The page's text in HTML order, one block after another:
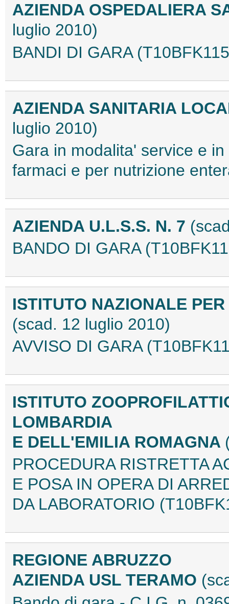
AZIENDA OSPEDALIERA
luglio 2010)
BANDI DI GARA
AZIENDA SANITARIA
luglio 2010)
Gara in modalita' service e
farmaci e per nutrizione
AZIENDA U.L.S.S. N. 7
BANDO DI GARA
ISTITUTO NAZIONALE
(scad. 12 luglio 2010)
AVVISO DI GARA
ISTITUTO
LOMBARDIA
E DELL'EMILIA ROMAGNA
PROCEDURA RISTRETTA
E POSA IN OPERA DI
DA LABORATORIO
REGIONE ABRUZZO
AZIENDA USL TERAMO